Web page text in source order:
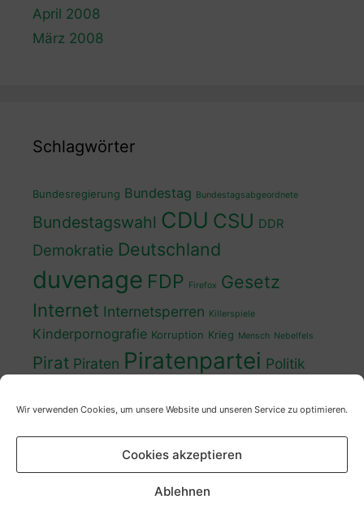
Wir verwenden Cookies, um unsere Website und unseren Service zu optimieren.
Cookies akzeptieren
Ablehnen
April 2008
März 2008
Schlagwörter
Bundesregierung Bundestag Bundestagsabgeordnete
Bundestagswahl CDU CSU DDR
Demokratie Deutschland
duvenage FDP Firefox Gesetz
Internet Internetsperren Killerspiele
Kinderpornografie Korruption Krieg Mensch Nebelfels
Pirat Piraten Piratenpartei Politik
Wahlkampf Wahlprogramm Wähler
Zensur Zensursula Überwachung